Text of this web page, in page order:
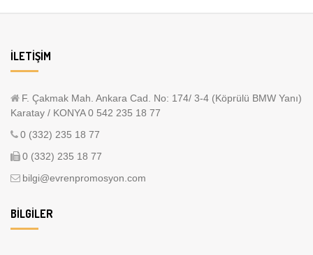
İLETIŞIM
F. Çakmak Mah. Ankara Cad. No: 174/ 3-4 (Köprülü BMW Yanı)
Karatay / KONYA 0 542 235 18 77
0 (332) 235 18 77
0 (332) 235 18 77
bilgi@evrenpromosyon.com
BILGILER